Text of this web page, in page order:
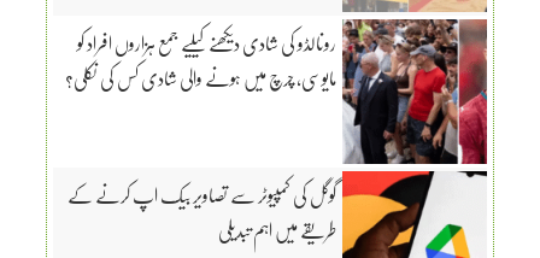
رونالڈو کی شادی دیکھنے کیلیے جمع ہزاروں افراد کو
مایوسی، چرچ میں ہونے والی شادی کس کی نکلی؟
گوگل کی کمپیوٹر سے تصاویر بیک اپ کرنے کے
طریقے میں اہم تبدیلی